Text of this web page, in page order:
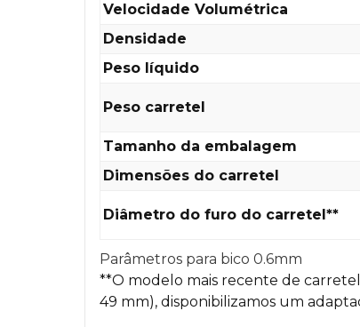
Velocidade Volumétrica
Densidade
Peso líquido
Peso carretel
Tamanho da embalagem
Dimensões do carretel
Diâmetro do furo do carretel**
Parâmetros para bico 0.6mm
**O modelo mais recente de
49 mm), disponibilizamos um